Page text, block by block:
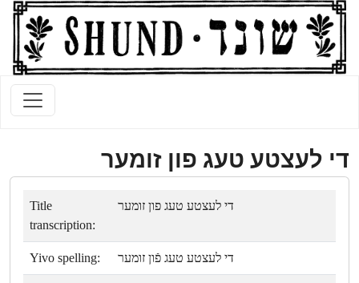
די לעצטע טעג פון זומער
Title
transcription:
די לעצטע טעג פון זומער
Yivo spelling: די לעצטע טעג פֿון זומער